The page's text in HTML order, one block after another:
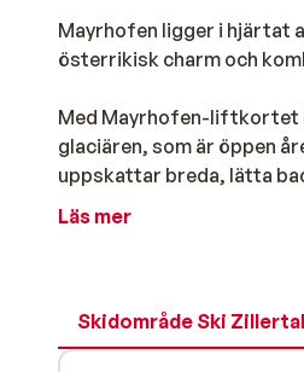
Mayrhofen ligger i hjärtat
österrikisk charm och
Med Mayrhofen-liftkortet
glaciären, som är öppen
uppskattar breda, lätta
–Österrikes
Mayrhofens skidområde
Kaltenbach och Zillertal
Läs mer
Skidområde Ski